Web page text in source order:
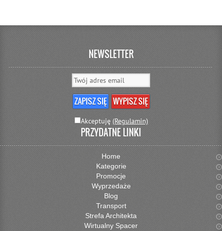
NEWSLETTER
Akceptuję (Regulamin)
PRZYDATNE LINKI
Home
Kategorie
Promocje
Wyprzedaże
Blog
Transport
Strefa Architekta
Wirtualny Spacer